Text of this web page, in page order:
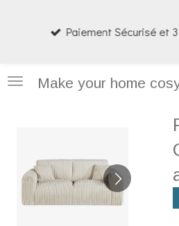
principal
Make your home
Paiement Sécurisé et